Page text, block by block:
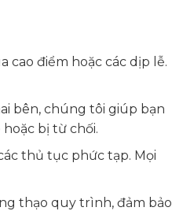
cao điểm hoặc các dịp lễ.
bên, chúng tôi giúp bạn
bị từ chối.
thủ tục phức tạp. Mọi
thạo quy trình, đảm bảo